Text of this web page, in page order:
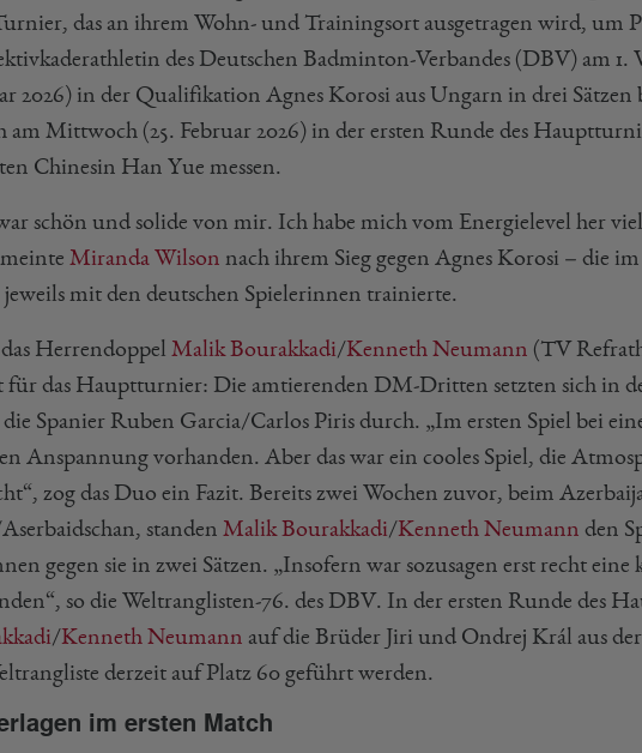
das an ihrem Wohn- und Trainingsort ausgetragen wird, um
des Deutschen Badminton-Verbandes (DBV) am 1.
2026) in der Qualifikation Agnes Korosi aus Ungarn in drei Sätzen
am Mittwoch (25. Februar 2026) in der ersten Runde des
Chinesin Han Yue messen.
schön und solide von mir. Ich habe mich vom Energielevel her
Miranda Wilson nach ihrem Sieg gegen Agnes Korosi – die
jeweils mit den deutschen Spielerinnen trainierte.
Herrendoppel Malik Bourakkadi/Kenneth Neumann (TV
für das Hauptturnier: Die amtierenden DM-Dritten setzten sich in
die Spanier Ruben Garcia/Carlos Piris durch. „Im ersten Spiel bei
Anspannung vorhanden. Aber das war ein cooles Spiel, die
zog das Duo ein Fazit. Bereits zwei Wochen zuvor, beim
standen Malik Bourakkadi/Kenneth Neumann den
gegen sie in zwei Sätzen. „Insofern war sozusagen erst recht
so die Weltranglisten-76. des DBV. In der ersten Runde des
/Kenneth Neumann auf die Brüder Jiri und Ondrej Král aus
derzeit auf Platz 60 geführt werden.
im ersten Match